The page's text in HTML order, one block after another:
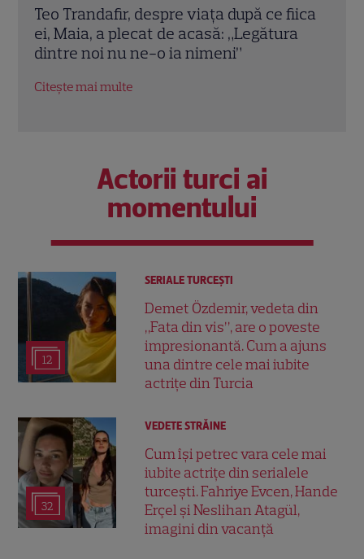
Teo Trandafir, despre viața după ce fiica
ei, Maia, a plecat de acasă: „Legătura
dintre noi nu ne-o ia nimeni”
Citește mai multe
Actorii turci ai
momentului
12
SERIALE TURCEŞTI
Demet Özdemir, vedeta din
„Fata din vis”, are o poveste
impresionantă. Cum a ajuns
una dintre cele mai iubite
actrițe din Turcia
32
VEDETE STRĂINE
Cum își petrec vara cele mai
iubite actrițe din serialele
turcești. Fahriye Evcen, Hande
Erçel și Neslihan Atagül,
imagini din vacanță